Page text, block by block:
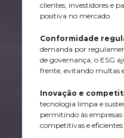
clientes, investidores e
positiva no mercado.
Conformidade
demanda por
de governança, o ESG
frente, evitando multas
Inovação e
tecnologia limpa e
permitindo às empresas
competitivas e